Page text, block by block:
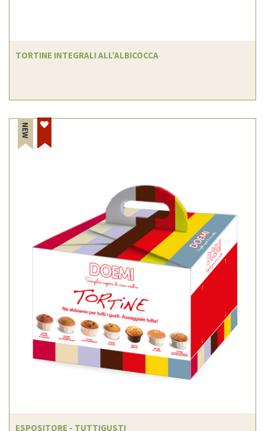
TORTINE INTEGRALI ALL’ALBICOCCA
NEW
ESPOSITORE - TUTTIGUSTI